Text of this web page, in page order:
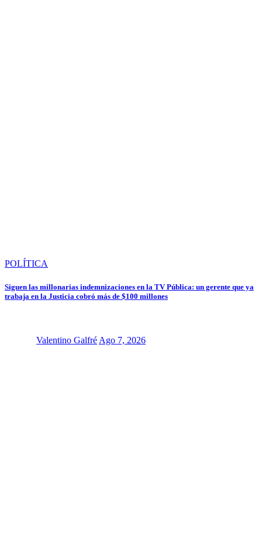
POLÍTICA
Siguen las millonarias indemnizaciones en la TV Pública: un gerente que ya
trabaja en la Justicia cobró más de $100 millones
Valentino Galfré Ago 7, 2026